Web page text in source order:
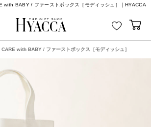
with BABY / ファーストボックス［モディッシュ］｜HYACCA
CARE with BABY / ファーストボックス［モディッシュ］